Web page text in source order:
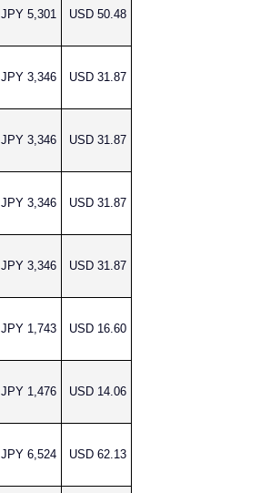
JPY 5,301 USD 50.48
JPY 3,346 USD 31.87
JPY 3,346 USD 31.87
JPY 3,346 USD 31.87
JPY 3,346 USD 31.87
JPY 1,743 USD 16.60
JPY 1,476 USD 14.06
JPY 6,524 USD 62.13